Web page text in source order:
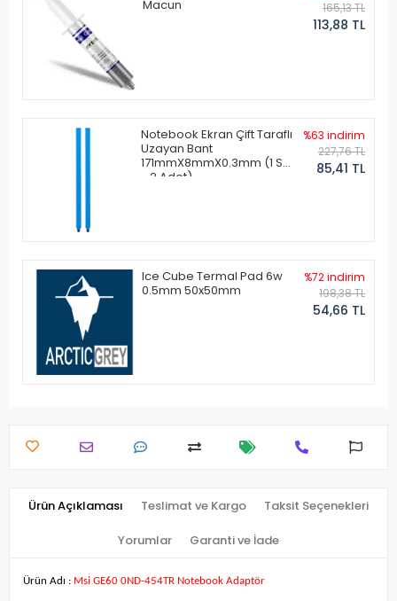
Macun
165,13 TL
113,88 TL
Notebook Ekran Çift Taraflı
Uzayan Bant
171mmX8mmX0.3mm (1 Set
- 2 Adet)
%63 indirim
227,76 TL
85,41 TL
Ice Cube Termal Pad 6w
0.5mm 50x50mm
%72 indirim
198,38 TL
54,66 TL
Ürün Açıklaması Teslimat ve Kargo Taksit Seçenekleri
Yorumlar Garanti ve İade
Ürün Adı : Msi GE60 0ND-454TR Notebook Adaptör